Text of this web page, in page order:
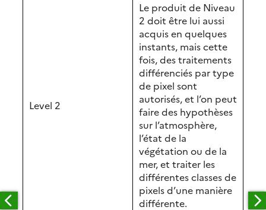
Level 2
Le produit de Niveau
2 doit être lui aussi
acquis en quelques
instants, mais cette
fois, des traitements
différenciés par type
de pixel sont
autorisés, et l’on peut
faire des hypothèses
sur l’atmosphère,
l’état de la
végétation ou de la
mer, et traiter les
différentes classes de
pixels d’une manière
différente.